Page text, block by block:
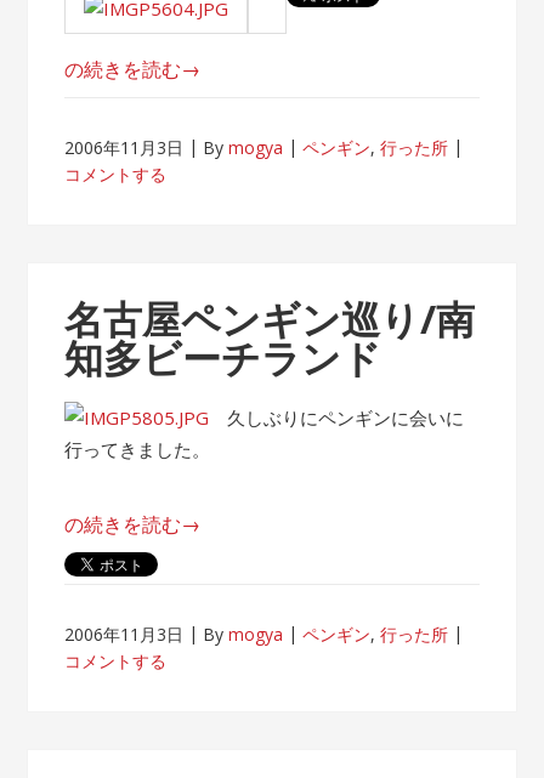
“名
ペ
り/
名
古
屋
港
館”
の続きを読む→
2006年11月3日 Bymogya ペンギン,行った所
コメントする
名古屋ペンギン巡り/南
知多ビーチランド
久しぶりにペンギンに会いに
行ってきました。
“名
古
ン
の続きを読む→
2006年11月3日 Bymogya ペンギン,行った所
コメントする